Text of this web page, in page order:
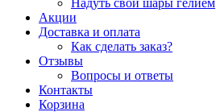
Надуть свои шары гелием
Акции
Доставка и оплата
Как сделать заказ?
Отзывы
Вопросы и ответы
Контакты
Корзина